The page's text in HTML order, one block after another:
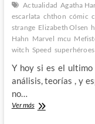
Actualidad Agatha
escarlata chthon cómic
strange Elizabeth Olsen
Hahn Marvel mcu
witch Speed superhéroes
Y hoy si es el ultimo
análisis, teorías , y
no…
Ver másAnalizando